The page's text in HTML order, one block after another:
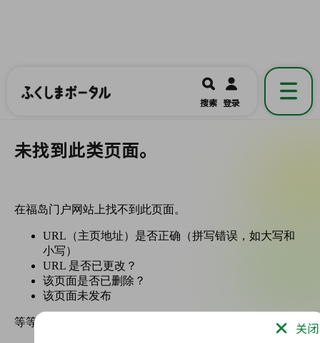
福島県公式の地域情報ポータルアプリ
開く
搜索 登录
未找到此类页面。
关闭